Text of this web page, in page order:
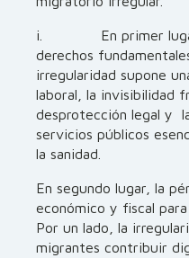
i. En primer lugar,
derechos
irregularidad supone
laboral, la invisibilidad
desprotección legal y
servicios públicos
la sanidad.
En segundo lugar, la
económico y fiscal
Por un lado, la
migrantes contribuir